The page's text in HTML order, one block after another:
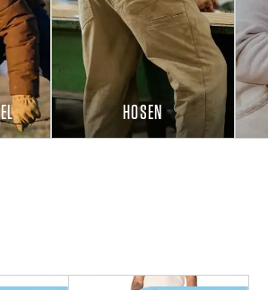
HOSEN